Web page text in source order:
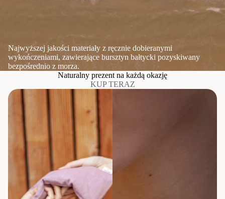
Najwyższej jakości materiały z ręcznie dobieranymi
wykończeniami, zawierające bursztyn bałtycki pozyskiwany
bezpośrednio z morza.
Naturalny prezent na każdą okazję
KUP TERAZ